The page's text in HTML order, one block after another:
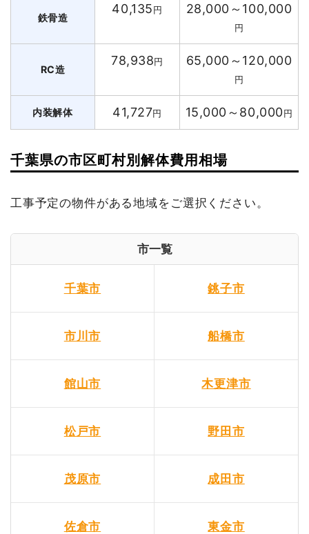
鉄骨造
40,135円 28,000～100,000
円
RC造
78,938円 65,000～120,000
円
内装解体 41,727円 15,000～80,000円
千葉県の市区町村別解体費用相場
工事予定の物件がある地域をご選択ください。
市一覧
千葉市 銚子市
市川市 船橋市
館山市 木更津市
松戸市 野田市
茂原市 成田市
佐倉市 東金市